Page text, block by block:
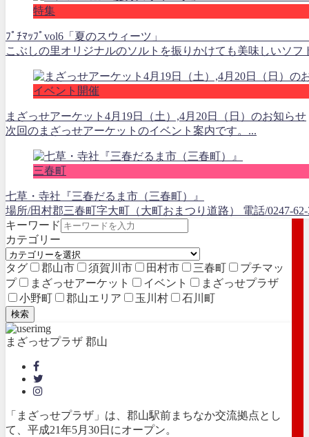
特集
ﾌﾟﾁﾏｯﾌﾟvol6「夏のスウィーツ」 ⑩玉川村 道
こぶしの里オリジナルのソルトを振りかけても美味しいソフ
イベント開催
まざっせアーケット4月19日（土）,4月20日（日）のお知らせ
次回のまざっせアーケットのイベント案内です。...
三春町
七草・寺社『三春だるま市（三春町）』
場所/田村郡三春町字大町（大町おまつり道路） 電話/0247-
キーワード
カテゴリー
タグ 郡山市 須賀川市 田村市 三春町
プチマッ
プ
まざっせアーケット イベント
まざっせプラザ
小野町
郡山エリア 玉川村 石川町
検索
まざっせプラザ 郡山
「まざっせプラザ」は、郡山駅前まちなか交流拠点とし
て、平成21年5月30日にオープン。